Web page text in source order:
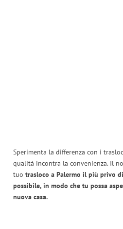
Sperimenta la differenza con i
qualità incontra la convenienza. Il
tuo trasloco a Palermo il più privo
possibile, in modo che tu possa
nuova casa.